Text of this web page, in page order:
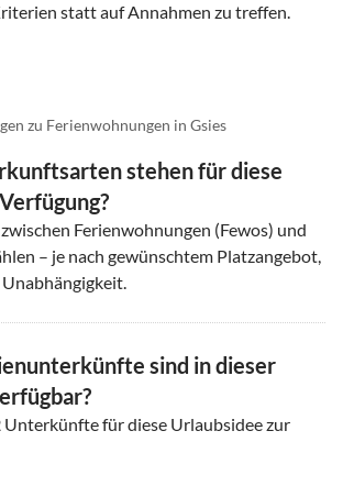
statt auf Annahmen zu treffen.
zu Ferienwohnungen in Gsies
stehen für diese
Ferienwohnungen (Fewos) und
– je nach gewünschtem Platzangebot,
sind in dieser
Unterkünfte für diese Urlaubsidee zur